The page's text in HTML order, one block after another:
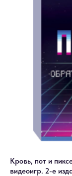
Кровь, пот и
видеоигр. 2-е